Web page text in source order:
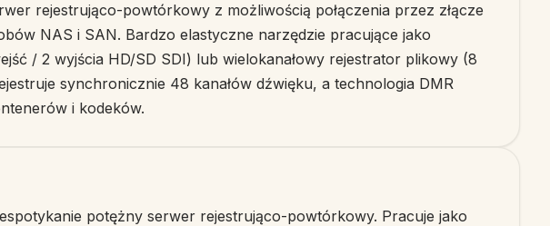
rejestrująco-powtórkowy z możliwością połączenia przez złącze
NAS i SAN. Bardzo elastyczne narzędzie pracujące jako
/ 2 wyjścia HD/SD SDI) lub wielokanałowy rejestrator plikowy (8
synchronicznie 48 kanałów dźwięku, a technologia DMR
i kodeków.
potężny serwer rejestrująco-powtórkowy. Pracuje jako